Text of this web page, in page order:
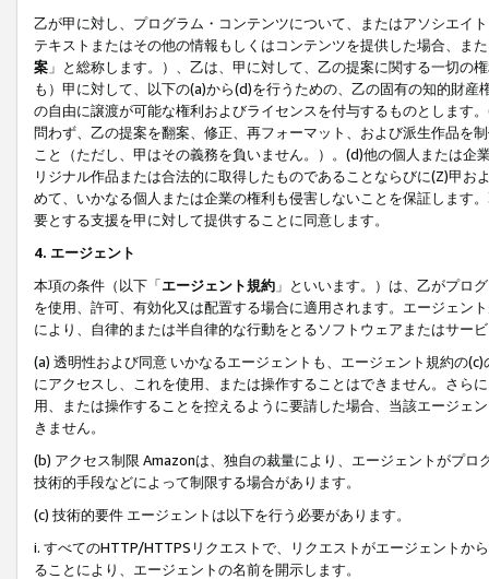
乙が甲に対し、プログラム・コンテンツについて、またはアソシエイ
テキストまたはその他の情報もしくはコンテンツを提供した場合、ま
案 」と総称します。）、乙は、甲に対して、乙の提案に関する一切
も）甲に対して、以下の(a)から(d)を行うための、乙の固有の知的財
の自由に譲渡が可能な権利およびライセンスを付与するものとします
問わず、乙の提案を翻案、修正、再フォーマット、および派生作品を
こと（ただし、甲はその義務を負いません。）。(d)他の個人または
リジナル作品または合法的に取得したものであることならびに(Z)甲
めて、いかなる個人または企業の権利も侵害しないことを保証します
要とする支援を甲に対して提供することに同意します。
4. エージェント
本項の条件（以下「エージェント規約 」といいます。）は、乙がプロ
を使用、許可、有効化又は配置する場合に適用されます。エージェン
により、自律的または半自律的な行動をとるソフトウェアまたはサー
(a) 透明性および同意 いかなるエージェントも、エージェント規約の
にアクセスし、これを使用、または操作することはできません。さら
用、または操作することを控えるように要請した場合、当該エージェ
きません。
(b) アクセス制限 Amazonは、独自の裁量により、エージェントがプ
技術的手段などによって制限する場合があります。
(c) 技術的要件 エージェントは以下を行う必要があります。
i. すべてのHTTP/HTTPSリクエストで、リクエストがエージェントか
ることにより、エージェントの名前を開示します。